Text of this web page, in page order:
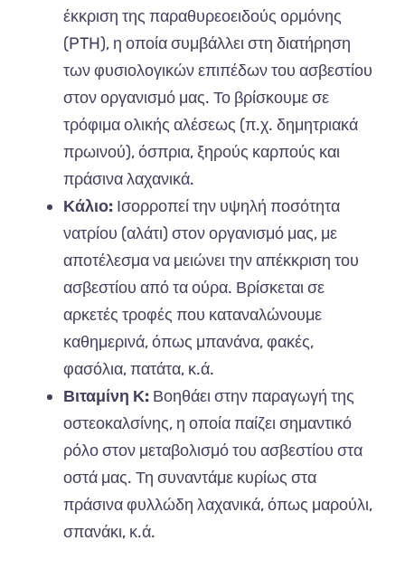
έκκριση της παραθυρεοειδούς ορμόνης
(PTH), η οποία συμβάλλει στη διατήρηση
των φυσιολογικών επιπέδων του ασβεστίου
στον οργανισμό μας. Το βρίσκουμε σε
τρόφιμα ολικής αλέσεως (π.χ. δημητριακά
πρωινού), όσπρια, ξηρούς καρπούς και
πράσινα λαχανικά.
Κάλιο: Ισορροπεί την υψηλή ποσότητα
νατρίου (αλάτι) στον οργανισμό μας, με
αποτέλεσμα να μειώνει την απέκκριση του
ασβεστίου από τα ούρα. Βρίσκεται σε
αρκετές τροφές που καταναλώνουμε
καθημερινά, όπως μπανάνα, φακές,
φασόλια, πατάτα, κ.ά.
Βιταμίνη Κ: Βοηθάει στην παραγωγή της
οστεοκαλσίνης, η οποία παίζει σημαντικό
ρόλο στον μεταβολισμό του ασβεστίου στα
οστά μας. Τη συναντάμε κυρίως στα
πράσινα φυλλώδη λαχανικά, όπως μαρούλι,
σπανάκι, κ.ά.